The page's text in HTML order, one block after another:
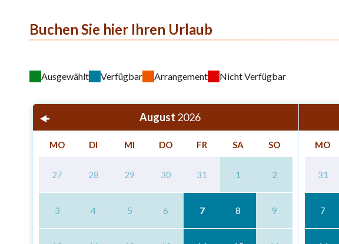
Buchen Sie hier Ihren Urlaub
Ausgewählt Verfügbar Arrangement Nicht Verfügbar
August 2026
MO DI MI DO FR SA SO
27 28 29 30 31 1 2
3 4 5 6 7 8 9
MO
31
7